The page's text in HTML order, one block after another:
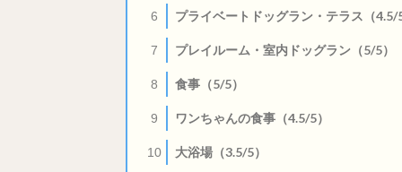
6 プライベートドッグラン・テラス（4.5/5
7 プレイルーム・室内ドッグラン（5/5）
8 食事（5/5）
9 ワンちゃんの食事（4.5/5）
10 大浴場（3.5/5）